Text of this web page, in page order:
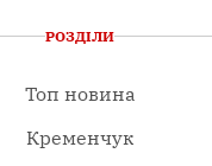
РОЗДІЛИ
Топ новина
Кременчук